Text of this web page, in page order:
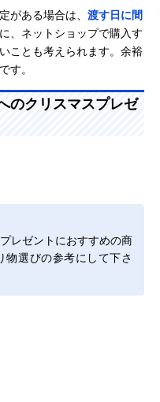
がある場合は、 渡す日に間
、ネットショップで購入す
ことも考えられます。余裕
す。
のクリスマスプレゼ
レゼントにおすすめの商
物選びの参考にして下さ